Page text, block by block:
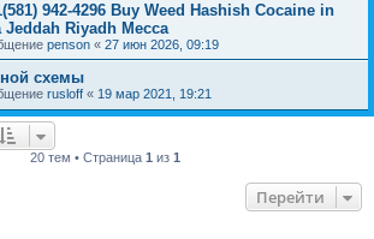
942-4296 Buy Weed Hashish Cocaine in
Riyadh Mecca
penson « 27 июн 2026, 09:19
схемы
rusloff « 19 мар 2021, 19:21
20 тем • Страница 1 из 1
Перейти